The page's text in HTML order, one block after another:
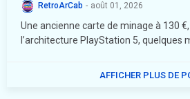
RetroArCab - août 01, 2026
Une ancienne carte de minage à 130
l’architecture PlayStation 5, quelques
AFFICHER PLUS DE